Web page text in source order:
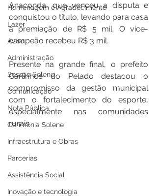
Homenagem e Agradecimento
Lazer
Aviso
Administração
Sessão Solene
Comunicação
Nota Pública
Cerimônia Solene
Infraestrutura e Obras
Parcerias
Assistência Social
Inovação e tecnologia
Anaconda, que venceu a disputa e
conquistou o título, levando para casa
a premiação de R$ 5 mil. O vice-
campeão recebeu R$ 3 mil.
Presente na grande final, o prefeito
Carlinhos do Pelado destacou o
compromisso da gestão municipal
com o fortalecimento do esporte,
especialmente nas comunidades
rurais.